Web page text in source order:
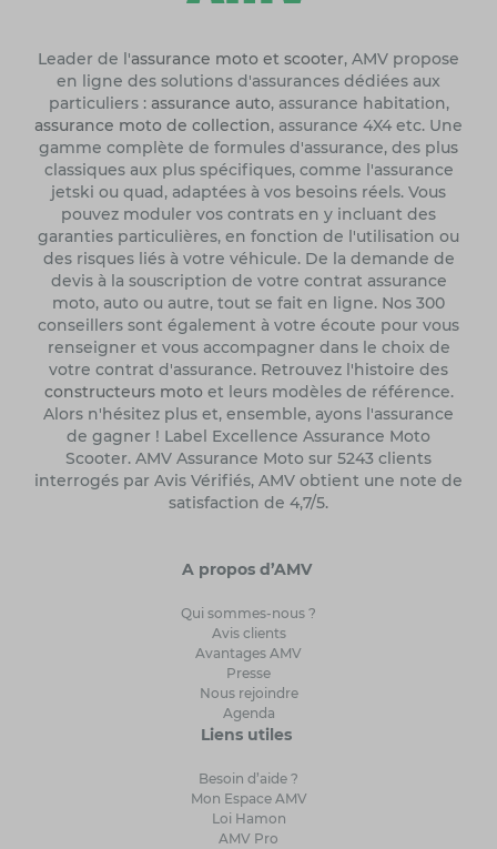
Leader de l'assurance moto et scooter, AMV propose
en ligne des solutions d'assurances dédiées aux
particuliers : assurance auto, assurance habitation,
assurance moto de collection, assurance 4X4 etc. Une
gamme complète de formules d'assurance, des plus
classiques aux plus spécifiques, comme l'assurance
jetski ou quad, adaptées à vos besoins réels. Vous
pouvez moduler vos contrats en y incluant des
garanties particulières, en fonction de l'utilisation ou
des risques liés à votre véhicule. De la demande de
devis à la souscription de votre contrat assurance
moto, auto ou autre, tout se fait en ligne. Nos 300
conseillers sont également à votre écoute pour vous
renseigner et vous accompagner dans le choix de
votre contrat d'assurance. Retrouvez l'histoire des
constructeurs motoet leurs modèles de référence.
Alors n'hésitez plus et, ensemble, ayons l'assurance
de gagner ! Label Excellence Assurance Moto
Scooter. AMV Assurance Moto sur 5243 clients
interrogés par Avis Vérifiés, AMV obtient une note de
satisfaction de 4,7/5.
A propos d’AMV
Qui sommes-nous ?
Avis clients
Avantages AMV
Presse
Nous rejoindre
Agenda
Liens utiles
Besoin d’aide ?
Mon Espace AMV
Loi Hamon
AMV Pro